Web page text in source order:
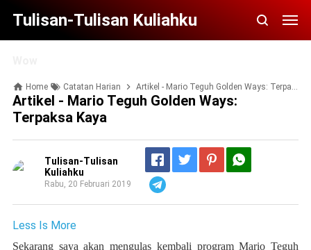
Tulisan-Tulisan Kuliahku
Home Catatan Harian Artikel - Mario Teguh Golden Ways: Terpaksa Kaya
Artikel - Mario Teguh Golden Ways:
Terpaksa Kaya
Tulisan-Tulisan
Kuliahku
Rabu, 20 Februari 2019
Less Is More
Sekarang saya akan mengulas kembali program Mario Teguh